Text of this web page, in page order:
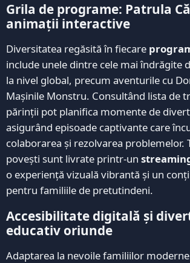
Grila de programe: Patrula
animații interactive
Diversitatea regăsită în fiecare
include unele dintre cele mai îndrăgite
la nivel global, precum aventurile cu
Mașinile Monstru. Consultând lista de
părinții pot planifica momente de
asigurând episoade captivante care
colaborarea și rezolvarea problemelor.
povești sunt livrate printr-un
o experiență vizuală vibrantă și un
pentru familiile de pretutindeni.
Accesibilitate digitală și
educativ oriunde
Adaptarea la nevoile familiilor